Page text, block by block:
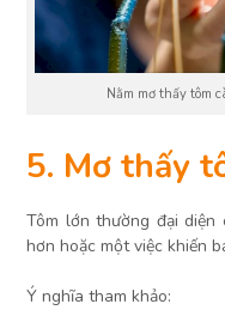
Nằm mơ thấy tôm
5. Mơ thấy
Tôm lớn thường đại
hơn hoặc một việc khiến
Ý nghĩa tham khảo: